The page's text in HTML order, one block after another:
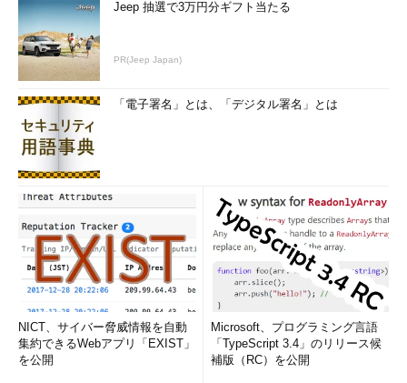
Jeep 抽選で3万円分ギフト当たる
PR(Jeep Japan)
「電子署名」とは、「デジタル署名」とは
NICT、サイバー脅威情報を自動
集約できるWebアプリ「EXIST」
を公開
Microsoft、プログラミング言語
「TypeScript 3.4」のリリース候
補版（RC）を公開